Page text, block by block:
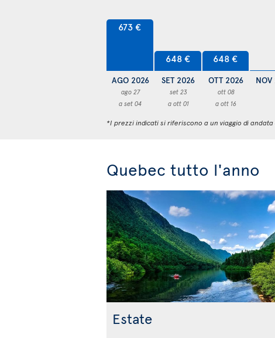
673 €
AGO 2026
ago 27
a set 04
648 €
SET 2026
set 23
a ott 01
648 €
OTT 2026
ott 08
a ott 16
*I prezzi indicati si riferiscono a un viaggio di
Quebec tutto l'anno
Estate